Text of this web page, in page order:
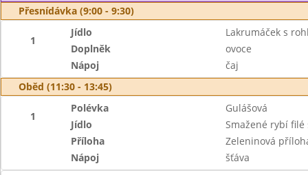
Přesnídávka (9:00 - 9:30)
1
Jídlo
Lakrumáček s
Doplněk
ovoce
Nápoj
čaj
Oběd (11:30 - 13:45)
1
Polévka
Gulášová
Jídlo
Smažené rybí
Příloha
Zeleninová
Nápoj
šťáva